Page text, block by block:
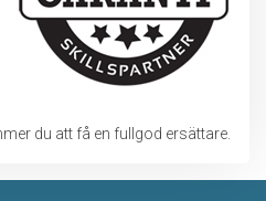
du att få en fullgod ersättare.